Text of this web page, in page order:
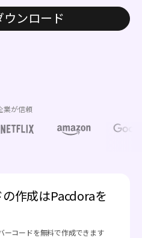
ウンロード
業が信頼
作成はPacdoraを
ーコードを無料で作成できます